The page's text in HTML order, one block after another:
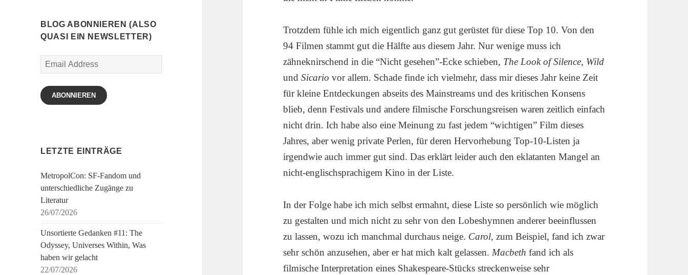
BLOG ABONNIEREN (ALSO
QUASI EIN NEWSLETTER)
Email
Address
ABONNIEREN
LETZTE EINTRÄGE
MetropolCon: SF-Fandom und
unterschiedliche Zugänge zu
Literatur
26/07/2026
Unsortierte Gedanken #11: The
Odyssey, Universes Within, Was
haben wir gelacht
22/07/2026
Trotzdem fühle ich mich eigentlich ganz gut gerüstet für diese Top 10. Von den
94 Filmen stammt gut die Hälfte aus diesem Jahr. Nur wenige muss ich
zähneknirschend in die “Nicht gesehen”-Ecke schieben, The Look of Silence, Wild
undSicario vor allem. Schade finde ich vielmehr, dass mir dieses Jahr keine Zeit
für kleine Entdeckungen abseits des Mainstreams und des kritischen Konsens
blieb, denn Festivals und andere filmische Forschungsreisen waren zeitlich einfach
nicht drin. Ich habe also eine Meinung zu fast jedem “wichtigen” Film dieses
Jahres, aber wenig private Perlen, für deren Hervorhebung Top-10-Listen ja
irgendwie auch immer gut sind. Das erklärt leider auch den eklatanten Mangel an
nicht-englischsprachigem Kino in der Liste.
In der Folge habe ich mich selbst ermahnt, diese Liste so persönlich wie möglich
zu gestalten und mich nicht zu sehr von den Lobeshymnen anderer beeinflussen
zu lassen, wozu ich manchmal durchaus neige. Carol, zum Beispiel, fand ich zwar
sehr schön anzusehen, aber er hat mich kalt gelassen. Macbeth fand ich als
filmische Interpretation eines Shakespeare-Stücks streckenweise sehr